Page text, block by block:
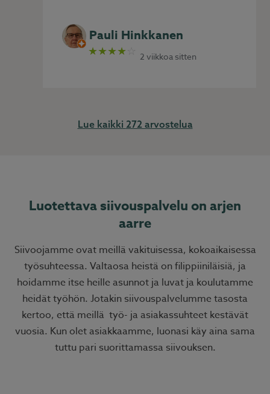
272 arvostelua
Pauli Hinkkanen
★★★★ 2 viikkoa sitten
Luotettava siivouspalvelu on arjen
aarre
Siivoojamme ovat meillä vakituisessa, kokoaikaisessa
työsuhteessa. Valtaosa heistä on filippiiniläisiä, ja
hoidamme itse heille asunnot ja luvat ja koulutamme
heidät työhön. Jotakin siivouspalvelumme tasosta
kertoo, että meillä työ- ja asiakassuhteet kestävät
vuosia. Kun olet asiakkaamme, luonasi käy aina sama
tuttu pari suorittamassa siivouksen.